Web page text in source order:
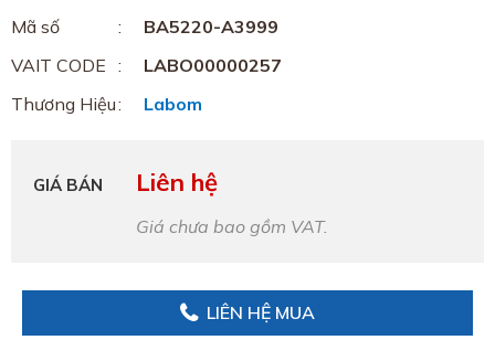
Mã số
BA5220-A3999
VAIT CODE
LABO00000257
Thương Hiệu
Labom
GIÁ BÁN Liên hệ
Giá chưa bao gồm VAT.
LIÊN HỆ MUA